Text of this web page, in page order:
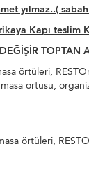
yılmaz..(
Kapı teslim
TOPTAN
örtüleri,
örtüsü,
örtüleri,